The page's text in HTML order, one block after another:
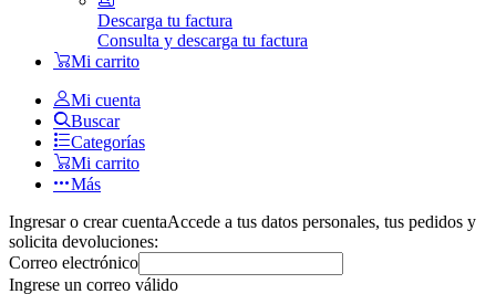
Descarga tu factura
Consulta y descarga tu factura
Mi carrito
Mi cuenta
Buscar
Categorías
Mi carrito
Más
Ingresar o crear cuentaAccede a tus datos personales, tus pedidos y
solicita devoluciones:
Correo electrónico
Ingrese un correo válido